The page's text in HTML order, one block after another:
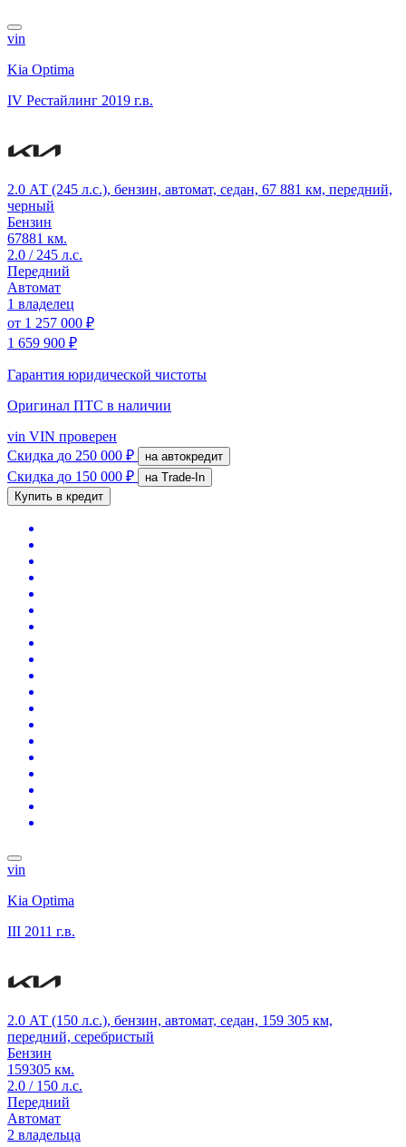
vin
Kia Optima
IV Рестайлинг 2019 г.в.
2.0 АТ (245 л.с.), бензин, автомат, седан, 67 881 км, передний,
черный
Бензин
67881 км.
2.0 / 245 л.с.
Передний
Автомат
1 владелец
от 1 257 000 ₽
1 659 900 ₽
Гарантия юридической чистоты
Оригинал ПТС в наличии
vin VIN проверен
Скидка до 250 000 ₽ на автокредит
Скидка до 150 000 ₽
на Trade-In
Купить в кредит
vin
Kia Optima
III 2011 г.в.
2.0 АТ (150 л.с.), бензин, автомат, седан, 159 305 км,
передний, серебристый
Бензин
159305 км.
2.0 / 150 л.с.
Передний
Автомат
2 владельца